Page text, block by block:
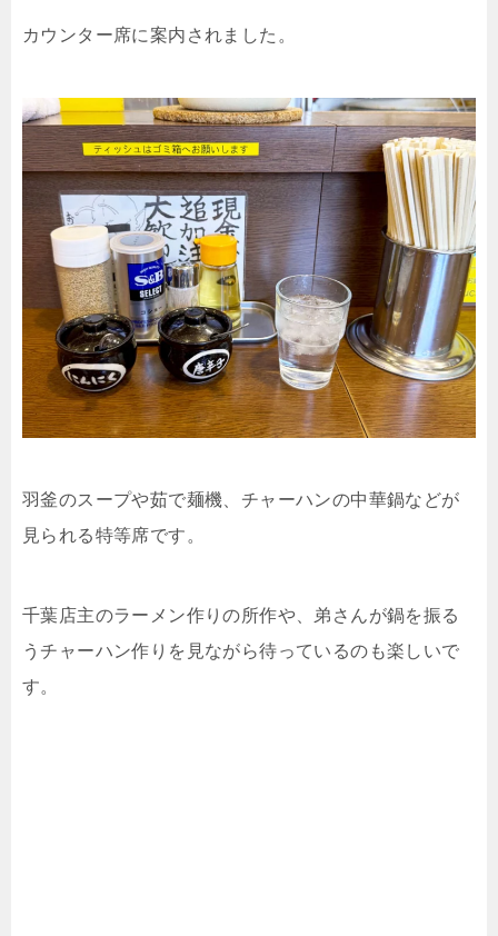
カウンター席に案内されました。
羽釜のスープや茹で麺機、チャーハンの中華鍋などが
見られる特等席です。
千葉店主のラーメン作りの所作や、弟さんが鍋を振る
うチャーハン作りを見ながら待っているのも楽しいで
す。